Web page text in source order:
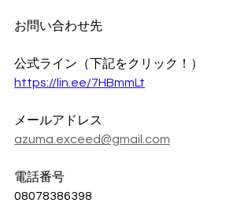
お問い合わせ先
公式ライン（下記をクリック！）
https://lin.ee/7HBmmLt
メールアドレス
azuma.exceed@gmail.com
電話番号
08078386398